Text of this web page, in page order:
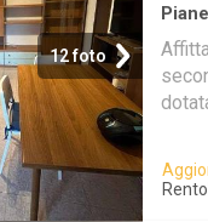
12 foto
una